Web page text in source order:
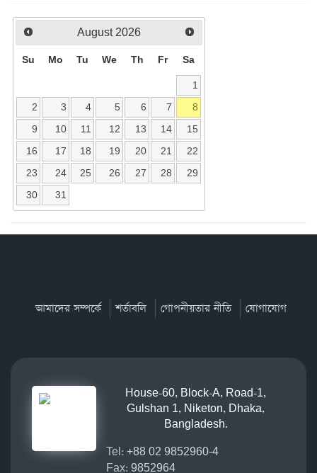
August 2026
Su Mo Tu We Th Fr Sa
1
2
3 4 5 6 7
8
9
10 11 12 13 14
15
16
17 18 19 20 21
22
23
24 25 26 27 28
29
30
31
আমাদের সম্পর্কে শর্তাবলি গোপনীয়তার নীতি যোগাযোগ
House-60, Block-A, Road-1,
Gulshan 1, Niketon, Dhaka,
Bangladesh.
Tel: +88 02 9852960-4
Fax: 9852964